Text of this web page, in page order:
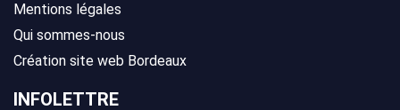
Mentions légales
Qui sommes-nous
Création site web Bordeaux
INFOLETTRE